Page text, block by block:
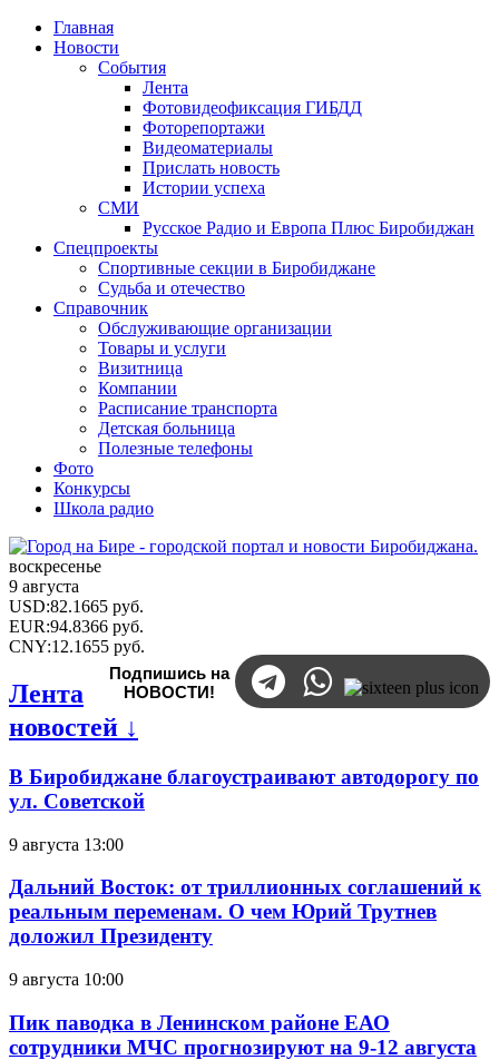
Главная
Новости
События
Лента
Фотовидеофиксация ГИБДД
Фоторепортажи
Видеоматериалы
Прислать новость
Истории успеха
СМИ
Русское Радио и Европа Плюс Биробиджан
Спецпроекты
Спортивные секции в Биробиджане
Судьба и отечество
Справочник
Обслуживающие организации
Товары и услуги
Визитница
Компании
Расписание транспорта
Детская больница
Полезные телефоны
Фото
Конкурсы
Школа радио
воскресенье
9 августа
USD:82.1665 руб.
EUR:94.8366 руб.
CNY:12.1655 руб.
Подпишись на
НОВОСТИ!
Лента
новостей ↓
В Биробиджане благоустраивают автодорогу по
ул. Советской
9 августа 13:00
Дальний Восток: от триллионных соглашений к
реальным переменам. О чем Юрий Трутнев
доложил Президенту
9 августа 10:00
Пик паводка в Ленинском районе ЕАО
сотрудники МЧС прогнозируют на 9-12 августа